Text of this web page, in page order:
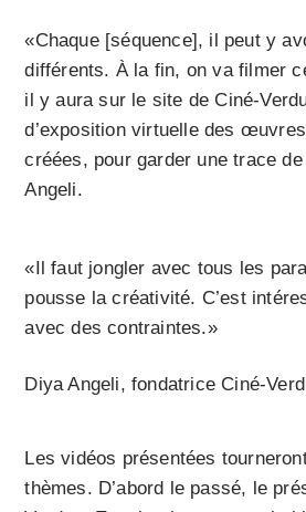
«Chaque [séquence], il peut y
différents. À la fin, on va filmer
il y aura sur le site de Ciné-
d’exposition virtuelle des
créées, pour garder une trace
Angeli.
«Il faut jongler avec tous les
pousse la créativité. C’est
avec des contraintes.»
Diya Angeli, fondatrice Ciné-
Les vidéos présentées
thèmes. D’abord le passé, le